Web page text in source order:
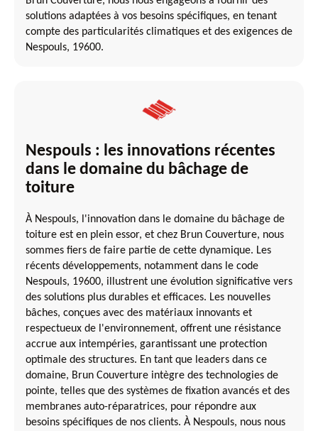
solutions adaptées à vos besoins spécifiques, en tenant
compte des particularités climatiques et des exigences de
Nespouls, 19600.
Nespouls : les innovations récentes
dans le domaine du bâchage de
toiture
À Nespouls, l'innovation dans le domaine du bâchage de
toiture est en plein essor, et chez Brun Couverture, nous
sommes fiers de faire partie de cette dynamique. Les
récents développements, notamment dans le code
Nespouls, 19600, illustrent une évolution significative vers
des solutions plus durables et efficaces. Les nouvelles
bâches, conçues avec des matériaux innovants et
respectueux de l'environnement, offrent une résistance
accrue aux intempéries, garantissant une protection
optimale des structures. En tant que leaders dans ce
domaine, Brun Couverture intègre des technologies de
pointe, telles que des systèmes de fixation avancés et des
membranes auto-réparatrices, pour répondre aux
besoins spécifiques de nos clients. À Nespouls, nous nous